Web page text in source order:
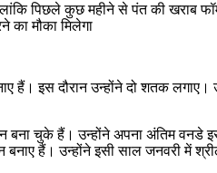
पिछले कुछ महीने से पंत की खराब
का मौका मिलेगा
इस दौरान उन्होंने दो शतक लगाए।
चुके हैं। उन्होंने अपना अंतिम वनडे
हैं। उन्होंने इसी साल जनवरी में